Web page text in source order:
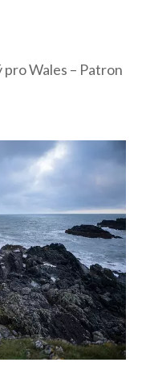
pro Wales – Patron